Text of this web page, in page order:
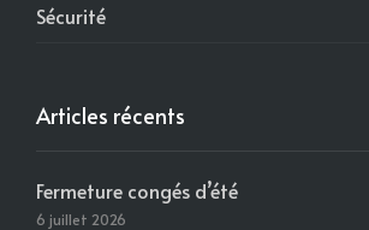
Sécurité
Articles récents
Fermeture congés d’été
6 juillet 2026